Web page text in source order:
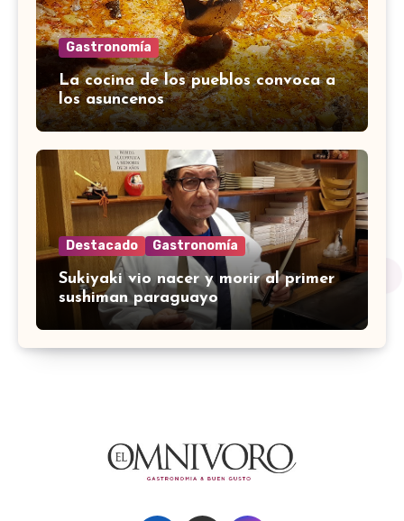
Gastronomía
La cocina de los pueblos convoca a
los asuncenos
Destacado Gastronomía
Sukiyaki vio nacer y morir al primer
sushiman paraguayo